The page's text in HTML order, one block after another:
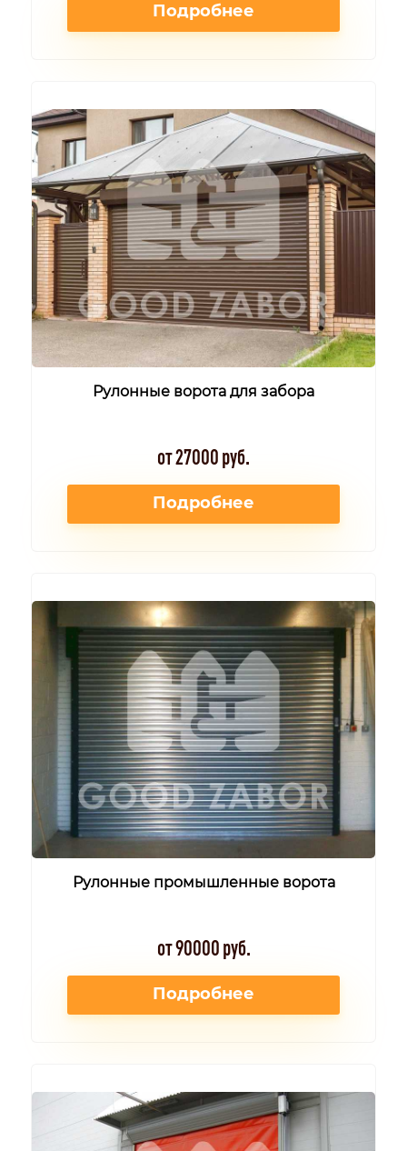
Подробнее
Рулонные ворота для забора
от 27000 руб.
Подробнее
Рулонные промышленные ворота
от 90000 руб.
Подробнее